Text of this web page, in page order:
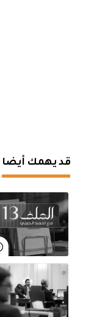
قد يهمك أيضا